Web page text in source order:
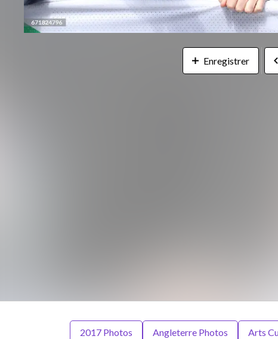
Enregistrer
2017 Photos Angleterre Photos Arts